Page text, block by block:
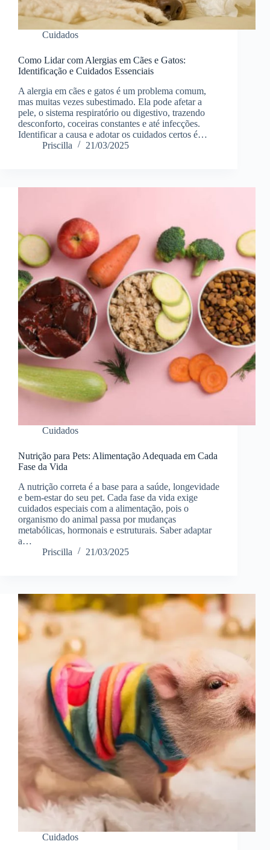
Cuidados
Como Lidar com Alergias em Cães e Gatos:
Identificação e Cuidados Essenciais
A alergia em cães e gatos é um problema comum,
mas muitas vezes subestimado. Ela pode afetar a
pele, o sistema respiratório ou digestivo, trazendo
desconforto, coceiras constantes e até infecções.
Identificar a causa e adotar os cuidados certos é…
Priscilla
21/03/2025
Cuidados
Nutrição para Pets: Alimentação Adequada em Cada
Fase da Vida
A nutrição correta é a base para a saúde, longevidade
e bem-estar do seu pet. Cada fase da vida exige
cuidados especiais com a alimentação, pois o
organismo do animal passa por mudanças
metabólicas, hormonais e estruturais. Saber adaptar
a…
Priscilla
21/03/2025
Cuidados